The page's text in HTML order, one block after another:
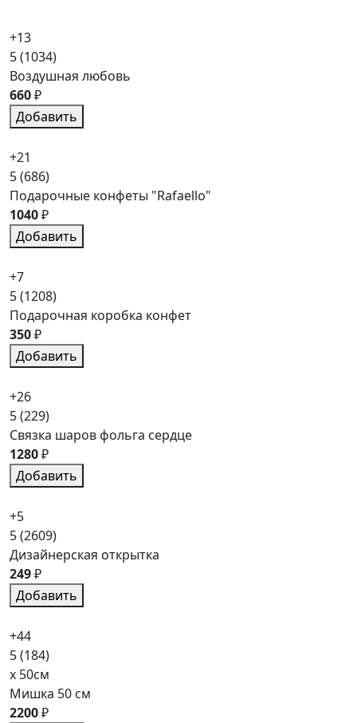
+13
5(1034)
Воздушная любовь
660₽
Добавить
+21
5(686)
Подарочные конфеты "Rafaello"
1040₽
Добавить
+7
5(1208)
Подарочная коробка конфет
350₽
Добавить
+26
5(229)
Связка шаров фольга сердце
1280₽
Добавить
+5
5(2609)
Дизайнерская открытка
249₽
Добавить
+44
5(184)
x 50см
Мишка 50 см
2200₽